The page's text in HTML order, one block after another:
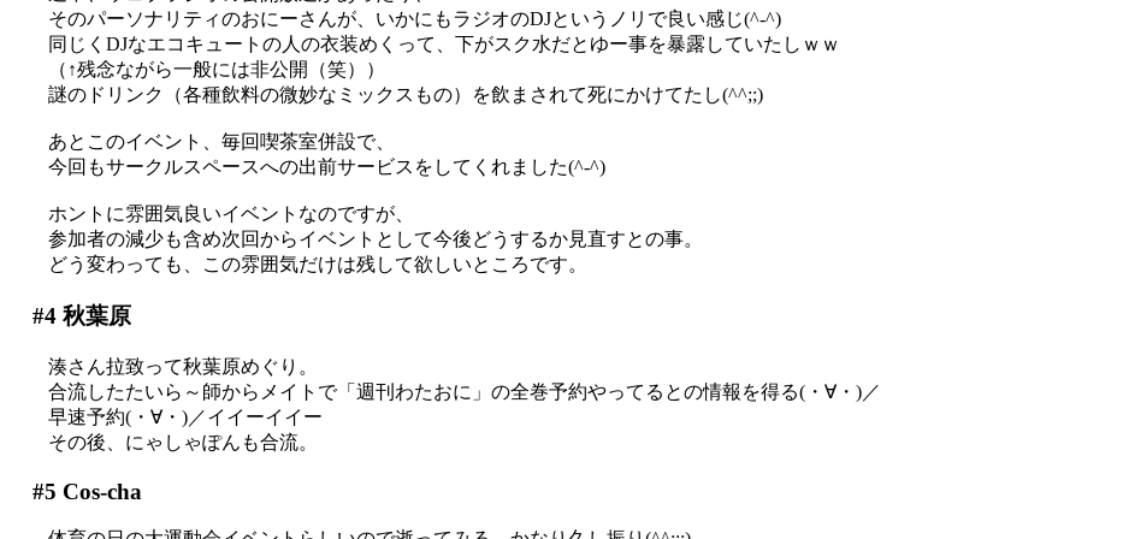
そのパーソナリティのおにーさんが、いかにもラジオのDJというノリで良い感じ(^-^)
同じくDJなエコキュートの人の衣装めくって、下がスク水だとゆー事を暴露していたしｗｗ
（↑残念ながら一般には非公開（笑））
謎のドリンク（各種飲料の微妙なミックスもの）を飲まされて死にかけてたし(^^;;)
あとこのイベント、毎回喫茶室併設で、
今回もサークルスペースへの出前サービスをしてくれました(^-^)
ホントに雰囲気良いイベントなのですが、
参加者の減少も含め次回からイベントとして今後どうするか見直すとの事。
どう変わっても、この雰囲気だけは残して欲しいところです。
#4秋葉原
湊さん拉致って秋葉原めぐり。
合流したたいら～師からメイトで「週刊わたおに」の全巻予約やってるとの情報を得る(・∀・)／
早速予約(・∀・)／イイーイイー
その後、にゃしゃぽんも合流。
#5 Cos-cha